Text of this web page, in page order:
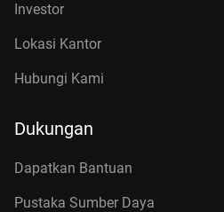
Investor
Lokasi Kantor
Hubungi Kami
Dukungan
Dapatkan Bantuan
Pustaka Sumber Daya